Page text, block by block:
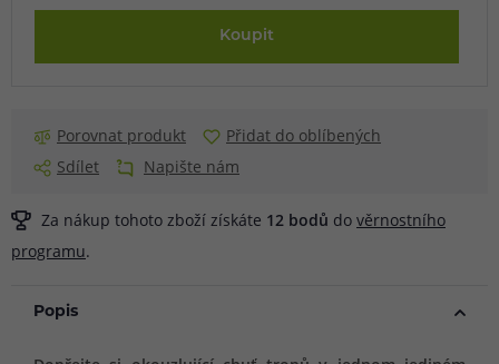
Koupit
Porovnat produkt
Přidat do oblíbených
Sdílet
Napište nám
Za nákup tohoto zboží získáte 12 bodů do věrnostního
programu.
Popis